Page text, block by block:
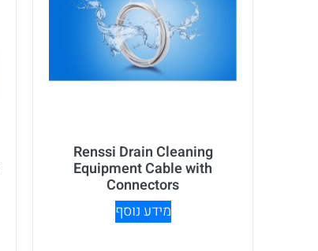
Renssi Drain Cleaning
Equipment Cable with
Connectors
מידע נוסף